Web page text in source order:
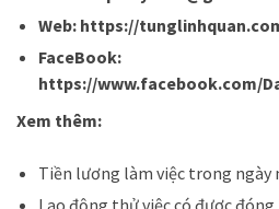
Web: https://
FaceBook:
https://www.facebook.com/
Xem thêm:
Tiền lương làm việc trong ngày